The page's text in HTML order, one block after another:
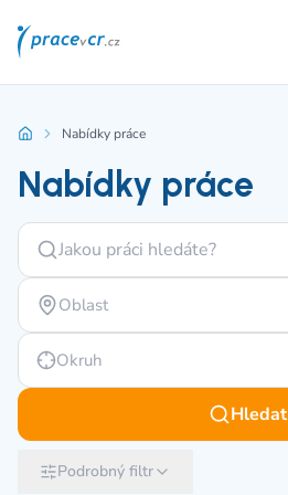
Nabídky práce
Nabídky práce
Oblast
Okruh
Hledat
Podrobný filtr